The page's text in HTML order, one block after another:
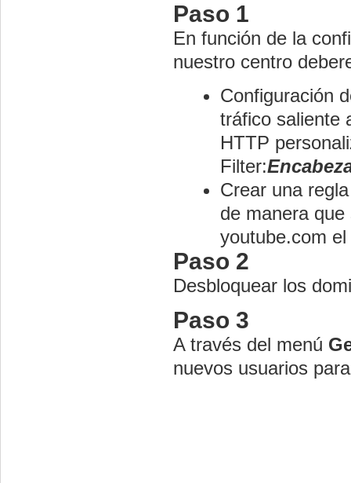
Paso 1
En función de la
nuestro centro
Configuración
tráfico saliente
HTTP
Filter:
Crear una
de manera
youtube.com
Paso 2
Desbloquear los
Paso 3
A través del menú
nuevos usuarios